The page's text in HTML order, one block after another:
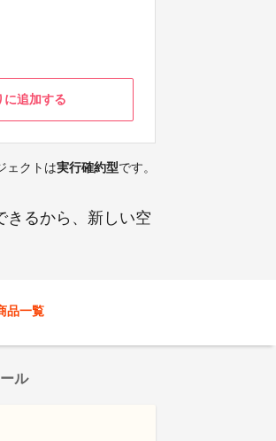
に追加する
ェクトは実行確約型です。
きるから、新しい空
品一覧
ル